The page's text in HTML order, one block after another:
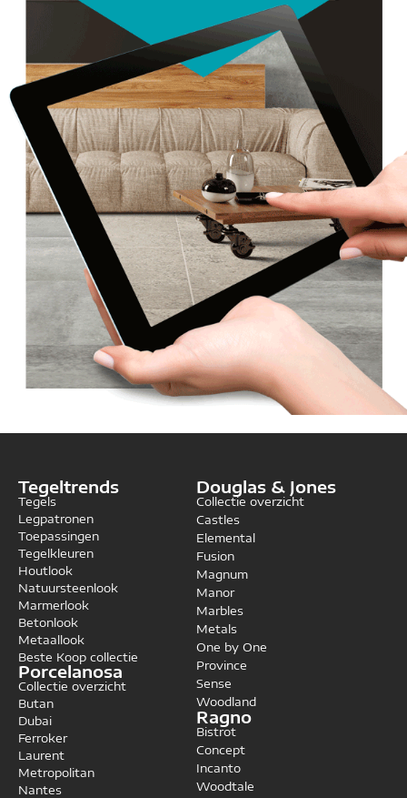
Tegeltrends
Tegels
Legpatronen
Toepassingen
Tegelkleuren
Houtlook
Natuursteenlook
Marmerlook
Betonlook
Metaallook
Beste Koop collectie
Porcelanosa
Collectie overzicht
Butan
Dubai
Ferroker
Laurent
Metropolitan
Nantes
Douglas & Jones
Collectie overzicht
Castles
Elemental
Fusion
Magnum
Manor
Marbles
Metals
One by One
Province
Sense
Woodland
Ragno
Bistrot
Concept
Incanto
Woodtale